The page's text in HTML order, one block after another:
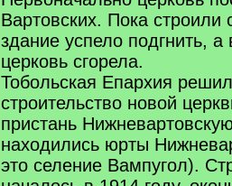
Вартовских. Пока строили
здание успело подгнить, а
церковь сгорела.
Тобольская Епархия
строительство новой
пристань
находились юрты
это селение Вампугол).